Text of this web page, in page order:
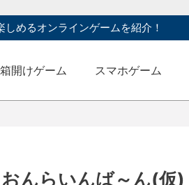
しめるオンラインゲームを紹介！
開けゲーム スマホゲーム
んらいんば～ん(仮)